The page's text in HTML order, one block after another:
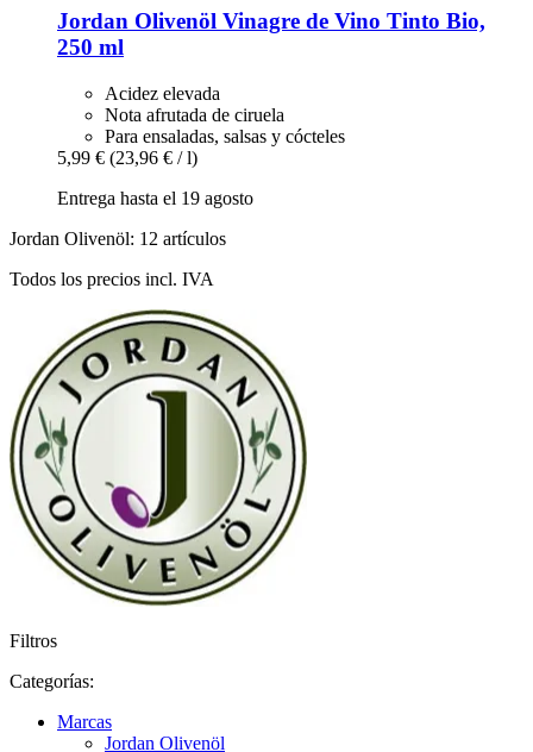
Jordan Olivenöl Vinagre de Vino Tinto Bio,
250 ml
Acidez elevada
Nota afrutada de ciruela
Para ensaladas, salsas y cócteles
5,99 € (23,96 € / l)
Entrega hasta el 19 agosto
Jordan Olivenöl: 12 artículos
Todos los precios incl. IVA
Filtros
Categorías:
Marcas
Jordan Olivenöl